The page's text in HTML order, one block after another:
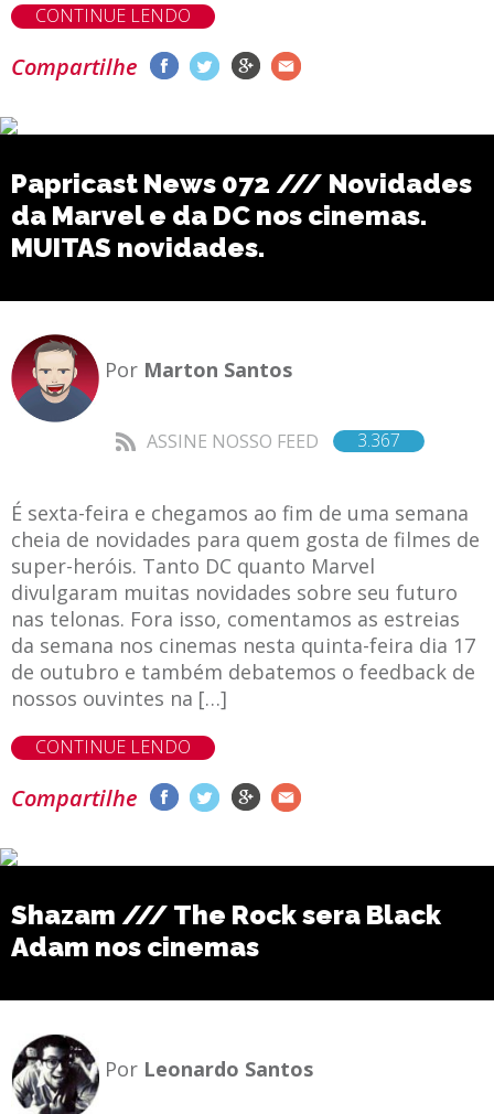
CONTINUE LENDO
Compartilhe
Papricast News 072 /// Novidades
da Marvel e da DC nos cinemas.
MUITAS novidades.
Por Marton Santos
ASSINE NOSSO FEED 3.367
É sexta-feira e chegamos ao fim de uma semana
cheia de novidades para quem gosta de filmes de
super-heróis. Tanto DC quanto Marvel
divulgaram muitas novidades sobre seu futuro
nas telonas. Fora isso, comentamos as estreias
da semana nos cinemas nesta quinta-feira dia 17
de outubro e também debatemos o feedback de
nossos ouvintes na […]
CONTINUE LENDO
Compartilhe
Shazam /// The Rock sera Black
Adam nos cinemas
Por Leonardo Santos